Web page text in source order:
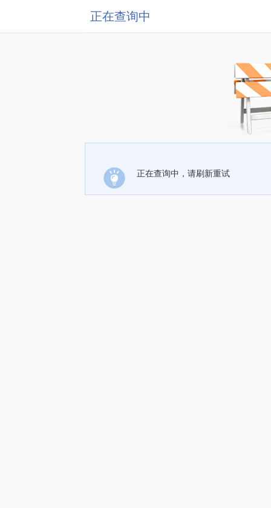
正在查询中
正在查询中，请刷新重试